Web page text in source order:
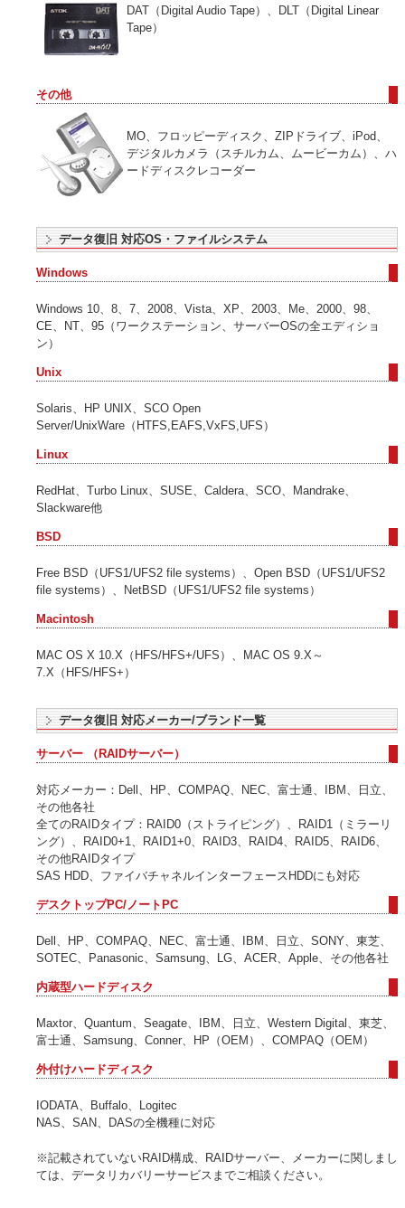
DAT（Digital Audio Tape）、DLT（Digital Linear
Tape）
その他
MO、フロッピーディスク、ZIPドライブ、iPod、
デジタルカメラ（スチルカム、ムービーカム）、ハ
ードディスクレコーダー
データ復旧 対応OS・ファイルシステム
Windows
Windows 10、8、7、2008、Vista、XP、2003、Me、2000、98、
CE、NT、95（ワークステーション、サーバーOSの全エディショ
ン）
Unix
Solaris、HP UNIX、SCO Open
Server/UnixWare（HTFS,EAFS,VxFS,UFS）
Linux
RedHat、Turbo Linux、SUSE、Caldera、SCO、Mandrake、
Slackware他
BSD
Free BSD（UFS1/UFS2 file systems）、Open BSD（UFS1/UFS2
file systems）、NetBSD（UFS1/UFS2 file systems）
Macintosh
MAC OS X 10.X（HFS/HFS+/UFS）、MAC OS 9.X～
7.X（HFS/HFS+）
データ復旧 対応メーカー/ブランド一覧
サーバー （RAIDサーバー）
対応メーカー：Dell、HP、COMPAQ、NEC、富士通、IBM、日立、
その他各社
全てのRAIDタイプ：RAID0（ストライピング）、RAID1（ミラーリ
ング）、RAID0+1、RAID1+0、RAID3、RAID4、RAID5、RAID6、
その他RAIDタイプ
SAS HDD、ファイバチャネルインターフェースHDDにも対応
デスクトップPC/ノートPC
Dell、HP、COMPAQ、NEC、富士通、IBM、日立、SONY、東芝、
SOTEC、Panasonic、Samsung、LG、ACER、Apple、その他各社
内蔵型ハードディスク
Maxtor、Quantum、Seagate、IBM、日立、Western Digital、東芝、
富士通、Samsung、Conner、HP（OEM）、COMPAQ（OEM）
外付けハードディスク
IODATA、Buffalo、Logitec
NAS、SAN、DASの全機種に対応
※記載されていないRAID構成、RAIDサーバー、メーカーに関しまし
ては、データリカバリーサービスまでご相談ください。